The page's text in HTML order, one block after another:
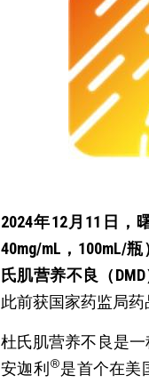
2024年12月11日，
40mg/mL，100mL/
氏肌营养不良（
此前获国家药监局药
杜氏肌营养不良是
安迦利 ®是首个在美